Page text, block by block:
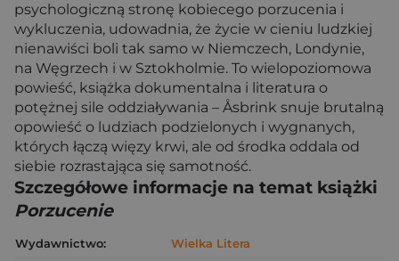
psychologiczną stronę kobiecego porzucenia i
wykluczenia, udowadnia, że życie w cieniu ludzkiej
nienawiści boli tak samo w Niemczech, Londynie,
na Węgrzech i w Sztokholmie. To wielopoziomowa
powieść, książka dokumentalna i literatura o
potężnej sile oddziaływania – Åsbrink snuje brutalną
opowieść o ludziach podzielonych i wygnanych,
których łączą więzy krwi, ale od środka oddala od
siebie rozrastająca się samotność.
Szczegółowe informacje na temat książki
Porzucenie
Wydawnictwo:
Wielka Litera